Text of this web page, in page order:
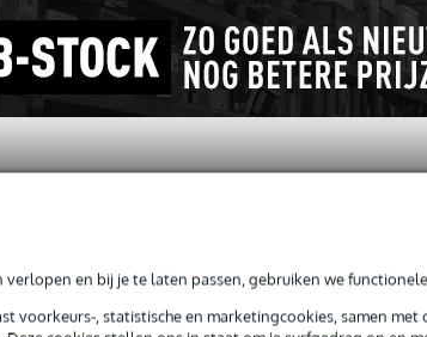
en bij je te laten passen, gebruiken we
voorkeurs-, statistische en marketingcookies, samen met
Awning